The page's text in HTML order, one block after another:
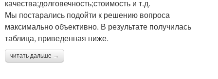
качества;долговечность;стоимость и т.д.
Мы постарались подойти к решению вопроса
максимально объективно. В результате получилась
таблица, приведенная ниже.
читать дальше →